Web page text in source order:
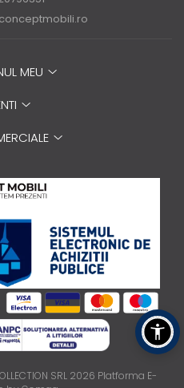
MEU
SRL 2026 Platforma E-